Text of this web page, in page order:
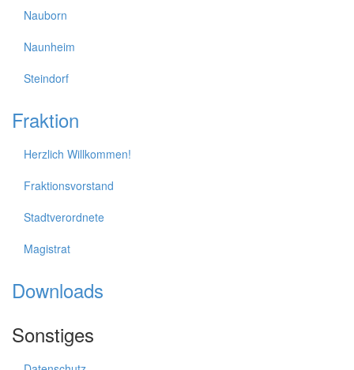
Nauborn
Naunheim
Steindorf
Fraktion
Herzlich Willkommen!
Fraktionsvorstand
Stadtverordnete
Magistrat
Downloads
Sonstiges